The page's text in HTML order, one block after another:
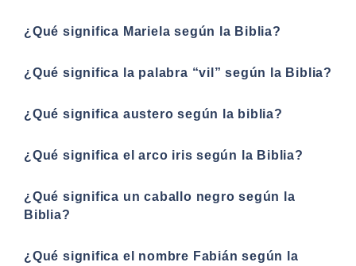
¿Qué significa Mariela según la Biblia?
¿Qué significa la palabra “vil” según la Biblia?
¿Qué significa austero según la biblia?
¿Qué significa el arco iris según la Biblia?
¿Qué significa un caballo negro según la
Biblia?
¿Qué significa el nombre Fabián según la